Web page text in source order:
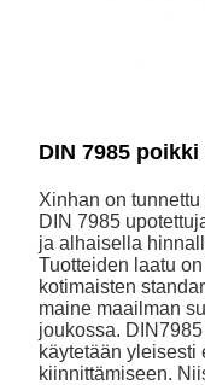
DIN 7985
Xinhan on
DIN 7985
ja alhaisella
Tuotteiden laatu
kotimaisten
maine maailman
joukossa.
käytetään yleisesti
kiinnittämiseen.